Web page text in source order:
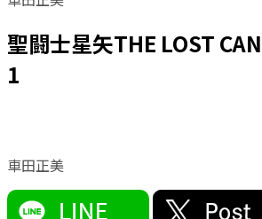
聖闘士星矢THE LOST
1
車田正美